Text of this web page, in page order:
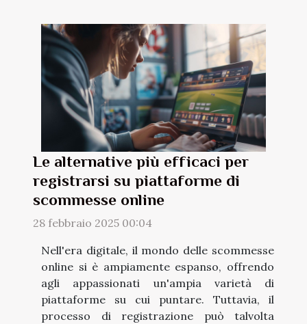
Le alternative più efficaci per
registrarsi su piattaforme di
scommesse online
28 febbraio 2025 00:04
Nell'era digitale, il mondo delle scommesse
online si è ampiamente espanso, offrendo
agli appassionati un'ampia varietà di
piattaforme su cui puntare. Tuttavia, il
processo di registrazione può talvolta